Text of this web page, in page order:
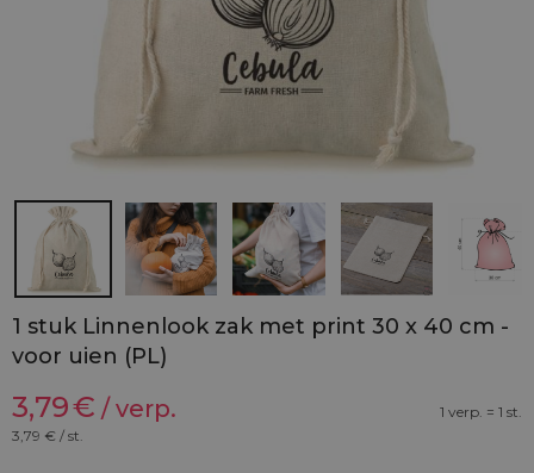
1 stuk Linnenlook zak met print 30 x 40 cm -
voor uien (PL)
3,79€ / verp.
1 verp. = 1 st.
3,79 € / st.